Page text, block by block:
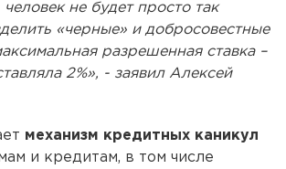
не будет просто так
«черные» и добросовестные
разрешенная ставка –
2%», - заявил Алексей
механизм кредитных каникул
и кредитам, в том числе